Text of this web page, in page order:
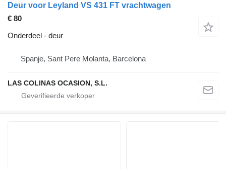
Deur voor Leyland VS 431 FT vrachtwagen
€ 80
Onderdeel - deur
Spanje, Sant Pere Molanta, Barcelona
LAS COLINAS OCASION, S.L.